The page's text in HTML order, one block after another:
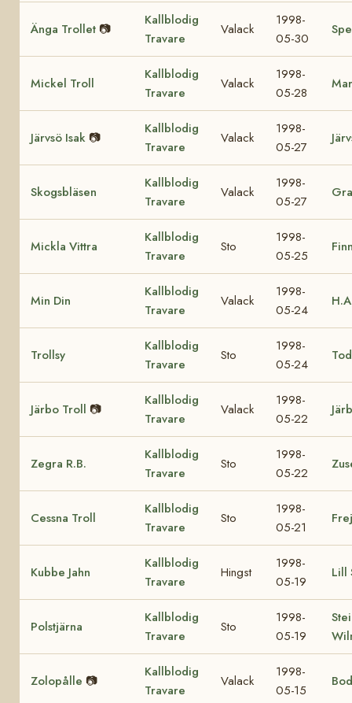
Änga Trollet 📷
Kallblodig
Travare
Valack
1998-
05-30
Mickel Troll
Kallblodig
Travare
Valack
1998-
05-28
Järvsö Isak 📷
Kallblodig
Travare
Valack
1998-
05-27
Skogsbläsen
Kallblodig
Travare
Valack
1998-
05-27
Mickla Vittra
Kallblodig
Travare
Sto
1998-
05-25
Min Din
Kallblodig
Travare
Valack
1998-
05-24
Trollsy
Kallblodig
Travare
Sto
1998-
05-24
Järbo Troll 📷
Kallblodig
Travare
Valack
1998-
05-22
Zegra R.B.
Kallblodig
Travare
Sto
1998-
05-22
Cessna Troll
Kallblodig
Travare
Sto
1998-
05-21
Kubbe Jahn
Kallblodig
Travare
Hingst
1998-
05-19
Lill
Polstjärna
Kallblodig
Travare
Sto
1998-
05-19
Zolopålle 📷
Kallblodig
Travare
Valack
1998-
05-15